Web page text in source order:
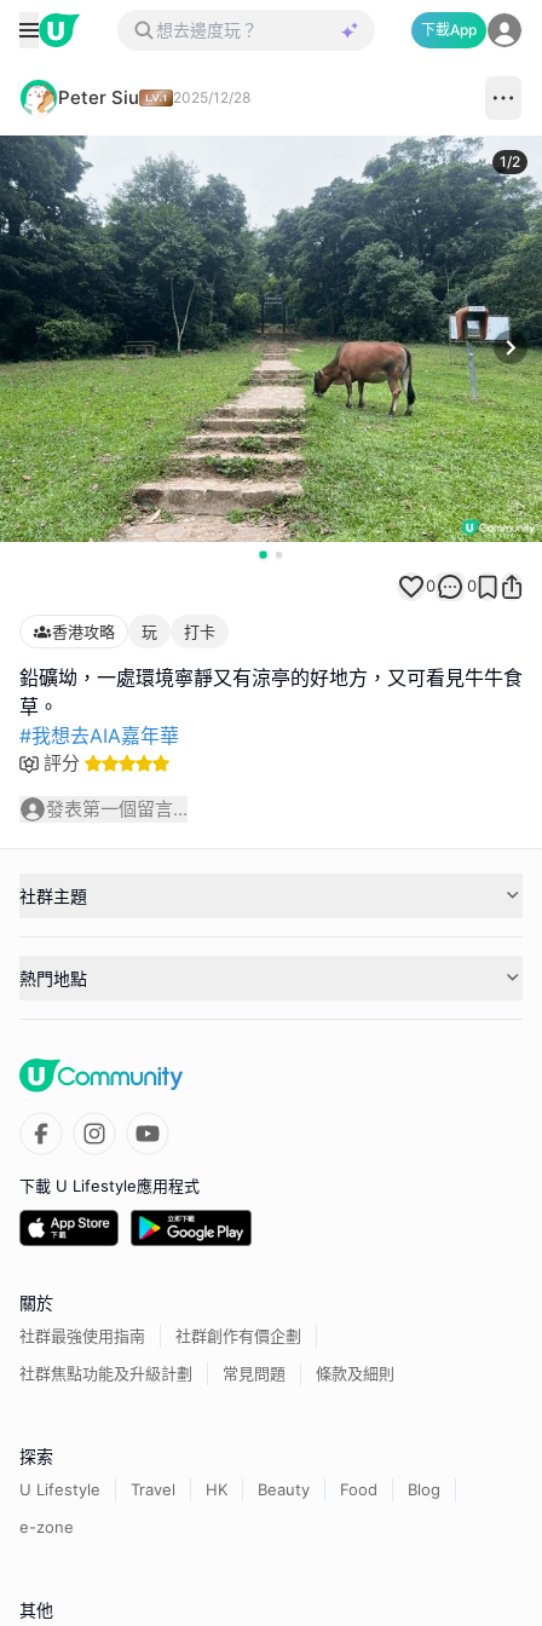
下載App
Peter Siu 2025/12/28
1/2
0 0
香港攻略 玩 打卡
鉛礦坳，一處環境寧靜又有涼亭的好地方，又可看見牛牛食
#我想去AIA嘉年華
評分
發表第一個留言...
社群主題
熱門地點
下載 U Lifestyle應用程式
關於
社群最強使用指南
社群創作有價企劃
社群焦點功能及升級計劃
常見問題 條款及細則
探索
U Lifestyle Travel HK Beauty Food
Blog
e-zone
其他